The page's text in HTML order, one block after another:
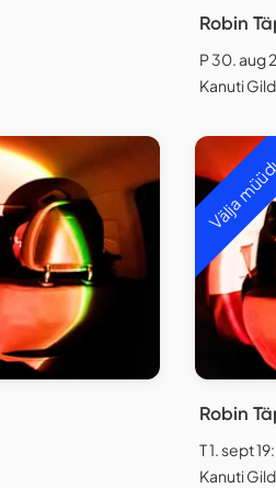
Robin
P 30. aug
Kanuti
Välja
Robin
T 1. sept
Kanuti